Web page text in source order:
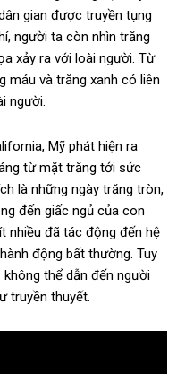
gian được truyền tụng
người ta còn nhìn trăng
xảy ra với loài người. Từ
máu và trăng xanh có liên
người.
Mỹ phát hiện ra
từ mặt trăng tới sức
là những ngày trăng tròn,
đến giấc ngủ của con
nhiều đã tác động đến hệ
động bất thường. Tuy
thể dẫn đến người
truyền thuyết.